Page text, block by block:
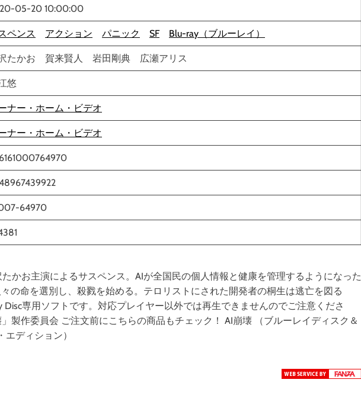
05-20 10:00:00
ペンス アクション パニック SF Blu-ray（ブルーレイ）
たかお 賀来賢人 岩田剛典 広瀬アリス
悠
ナー・ホーム・ビデオ
ナー・ホーム・ビデオ
64970
かお主演によるサスペンス。AIが全国民の個人情報と健康を管理するようになった
の命を選別し、殺戮を始める。テロリストにされた開発者の桐生は逃亡を図る
専用ソフトです。対応プレイヤー以外では再生できませんのでご注意くださ
製作委員会 ご注文前にこちらの商品もチェック！ AI崩壊 （ブルーレイディスク＆
ディション）